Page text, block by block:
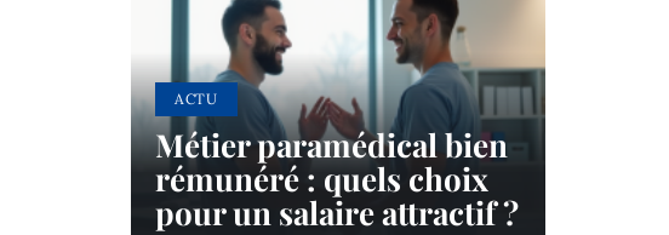
ACTU
Métier paramédical bien
rémunéré : quels choix
pour un salaire attractif ?